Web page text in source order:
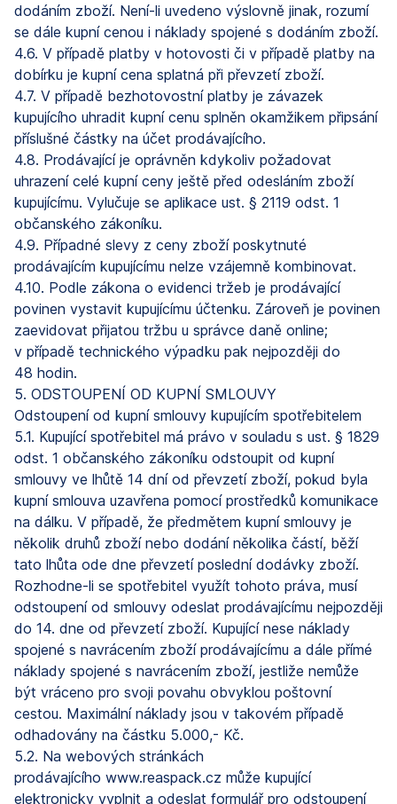
dodáním zboží. Není-li uvedeno výslovně jinak, rozumí
se dále kupní cenou i náklady spojené s dodáním zboží.
4.6. V případě platby v hotovosti či v případě platby na
dobírku je kupní cena splatná při převzetí zboží.
4.7. V případě bezhotovostní platby je závazek
kupujícího uhradit kupní cenu splněn okamžikem připsání
příslušné částky na účet prodávajícího.
4.8. Prodávající je oprávněn kdykoliv požadovat
uhrazení celé kupní ceny ještě před odesláním zboží
kupujícímu. Vylučuje se aplikace ust. § 2119 odst. 1
občanského zákoníku.
4.9. Případné slevy z ceny zboží poskytnuté
prodávajícím kupujícímu nelze vzájemně kombinovat.
4.10. Podle zákona o evidenci tržeb je prodávající
povinen vystavit kupujícímu účtenku. Zároveň je povinen
zaevidovat přijatou tržbu u správce daně online;
v případě technického výpadku pak nejpozději do
48 hodin.
5. ODSTOUPENÍ OD KUPNÍ SMLOUVY
Odstoupení od kupní smlouvy kupujícím spotřebitelem
5.1. Kupující spotřebitel má právo v souladu s ust. § 1829
odst. 1 občanského zákoníku odstoupit od kupní
smlouvy ve lhůtě 14 dní od převzetí zboží, pokud byla
kupní smlouva uzavřena pomocí prostředků komunikace
na dálku. V případě, že předmětem kupní smlouvy je
několik druhů zboží nebo dodání několika částí, běží
tato lhůta ode dne převzetí poslední dodávky zboží.
Rozhodne-li se spotřebitel využít tohoto práva, musí
odstoupení od smlouvy odeslat prodávajícímu nejpozději
do 14. dne od převzetí zboží. Kupující nese náklady
spojené s navrácením zboží prodávajícímu a dále přímé
náklady spojené s navrácením zboží, jestliže nemůže
být vráceno pro svoji povahu obvyklou poštovní
cestou. Maximální náklady jsou v takovém případě
odhadovány na částku 5.000,- Kč.
5.2. Na webových stránkách
prodávajícího www.reaspack.cz může kupující
elektronicky vyplnit a odeslat formulář pro odstoupení